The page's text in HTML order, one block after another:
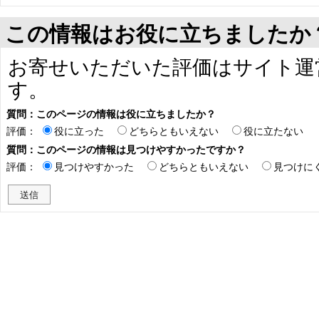
この情報はお役に立ちましたか
お寄せいただいた評価はサイト
す。
質問：このページの情報は役に立ちましたか？
評価：
役に立った どちらともいえない
役に立たない
質問：このページの情報は見つけやすかったですか？
評価：
見つけやすかった どちらともいえない 見つけに